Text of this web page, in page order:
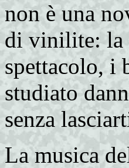
non è una
di vinilite: la
spettacolo, i
studiato
senza
La musica